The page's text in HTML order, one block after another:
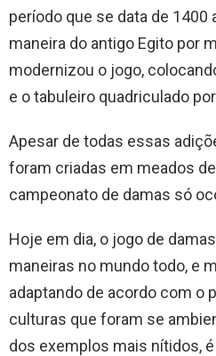
período que se data de 1400
maneira do antigo Egito por
modernizou o jogo,
e o tabuleiro quadriculado
Apesar de todas essas
foram criadas em meados
campeonato de damas só
Hoje em dia, o jogo de
maneiras no mundo todo, e
adaptando de acordo com o
culturas que foram se
dos exemplos mais nítidos,